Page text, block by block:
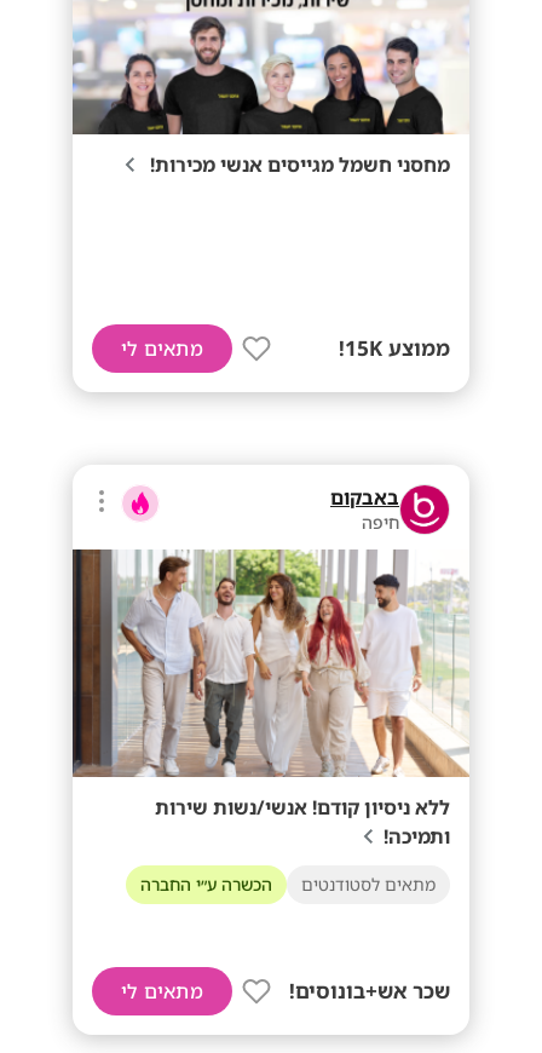
מחסני חשמל מגייסים אנשי מכירות!
ממוצע 15K! מתאים לי
באבקום
חיפה
ללא ניסיון קודם! אנשי/נשות שירות
ותמיכה!
מתאים לסטודנטים הכשרה ע״י החברה
שכר אש+בונוסים! מתאים לי